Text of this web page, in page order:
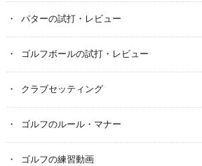
パターの試打・レビュー
ゴルフボールの試打・レビュー
クラブセッティング
ゴルフのルール・マナー
ゴルフの練習動画